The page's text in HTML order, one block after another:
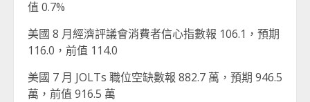
值 0.7%
美國 8 月經濟評議會消費者信心指數報 106.1，預期
116.0，前值 114.0
美國 7 月 JOLTs 職位空缺數報 882.7 萬，預期 946.5
萬，前值 916.5 萬